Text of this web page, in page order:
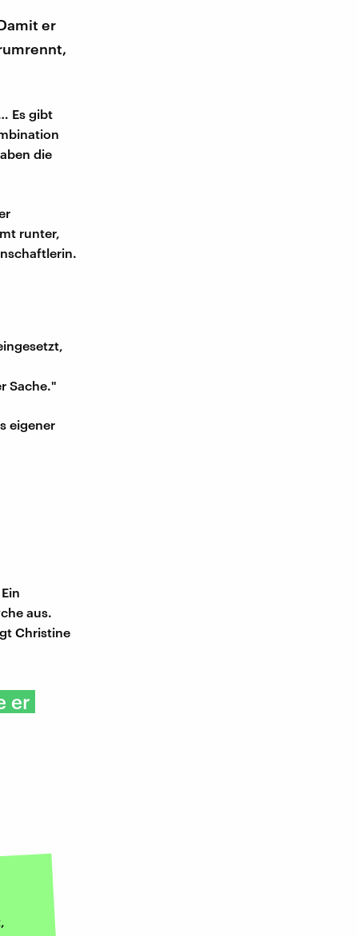
er
Es gibt
die
runter,
Sache."
eigener
aus.
Christine
er